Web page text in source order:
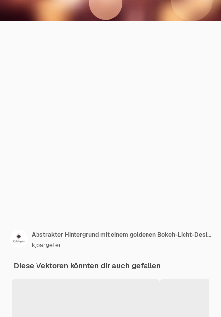
Abstrakter Hintergrund mit einem goldenen Bokeh-Licht-Design
kjpargeter
Diese Vektoren könnten dir auch gefallen